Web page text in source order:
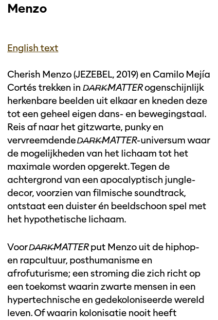
Menzo
English text
Cherish Menzo (JEZEBEL, 2019) en Camilo Mejía
Cortés trekken in D̶A̶R̶K̶MATTERogenschijnlijk
herkenbare beelden uit elkaar en kneden deze
tot een geheel eigen dans- en bewegingstaal.
Reis af naar het gitzwarte, punky en
vervreemdendeD̶A̶R̶K̶MATTER-universum waar
de mogelijkheden van het lichaam tot het
maximale worden opgerekt. Tegen de
achtergrond van een apocalyptisch jungle-
decor, voorzien van filmische soundtrack,
ontstaat een duister én beeldschoon spel met
het hypothetische lichaam.
VoorD̶A̶R̶K̶MATTERput Menzo uit de hiphop-
en rapcultuur, posthumanisme en
afrofuturisme; een stroming die zich richt op
een toekomst waarin zwarte mensen in een
hypertechnische en gedekoloniseerde wereld
leven. Of waarin kolonisatie nooit heeft